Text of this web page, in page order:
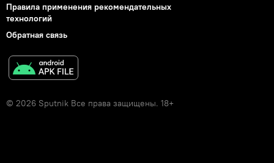
Правила применения рекомендательных
технологий
Обратная связь
© 2026 Sputnik Все права защищены. 18+